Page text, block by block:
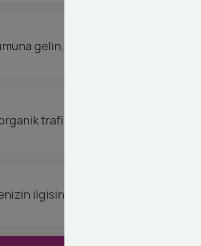
gelin.
trafik çekin.
ilgisini çekin.